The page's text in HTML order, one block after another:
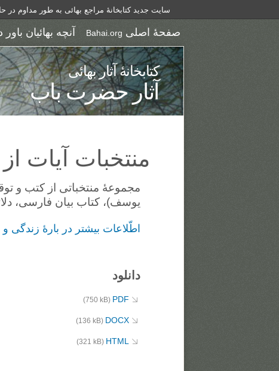
سایت جدید کتابخانهٔ مراجع بهائی به طور مداوم در
کتابخانهٔ آثار بهائی
آثار حضرت باب
منتخبات آيات
مجموعهٔ منتخباتی از کتب و
یوسف)، کتاب بیان فارسی،
اطّلاعات بیشتر در بارهٔ
دانلود
PDF
(750 kB)
DOCX
(136 kB)
HTML
(321 kB)
صفحۀ اصلی Bahai.org آنچه بهائیان باور